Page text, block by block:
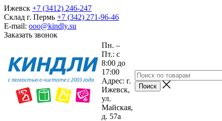
Ижевск +7 (3412) 246-247
Склад г. Пермь +7 (342) 271-96-46
E-mail: ooo@kindly.su
Заказать звонок
Пн. –
Пт.: с
8:00 до
17:00
Адрес: г.
Ижевск,
ул.
Майская,
д. 57а